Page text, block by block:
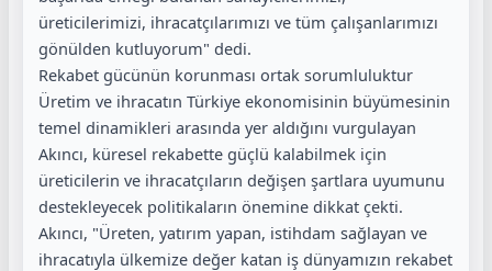
üreticilerimizi, ihracatçılarımızı ve tüm çalışanlarımızı
gönülden kutluyorum" dedi.
Rekabet gücünün korunması ortak sorumluluktur
Üretim ve ihracatın Türkiye ekonomisinin büyümesinin
temel dinamikleri arasında yer aldığını vurgulayan
Akıncı, küresel rekabette güçlü kalabilmek için
üreticilerin ve ihracatçıların değişen şartlara uyumunu
destekleyecek politikaların önemine dikkat çekti.
Akıncı, "Üreten, yatırım yapan, istihdam sağlayan ve
ihracatıyla ülkemize değer katan iş dünyamızın rekabet